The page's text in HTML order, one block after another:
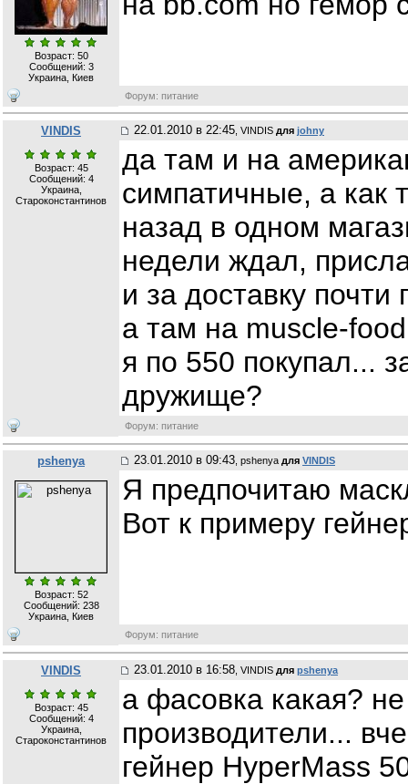
Возраст: 50
Сообщений: 3
Украина, Киев
Форум: питание
VINDIS 22.01.2010 в 22:45 , VINDIS для johny
Возраст: 45
Сообщений: 4
Украина,
Староконстантинов
да там и на
симпатичные, а как
назад в одном
недели ждал,
и за доставку почти
а там на muscle-
я по 550 покупал...
дружище?
Форум: питание
pshenya 23.01.2010 в 09:43 , pshenya для VINDIS
Возраст: 52
Сообщений: 238
Украина, Киев
Я предпочитаю
Вот к примеру
Форум: питание
VINDIS 23.01.2010 в 16:58 , VINDIS для pshenya
Возраст: 45
Сообщений: 4
Украина,
Староконстантинов
а фасовка какая?
производители...
гейнер HyperMass